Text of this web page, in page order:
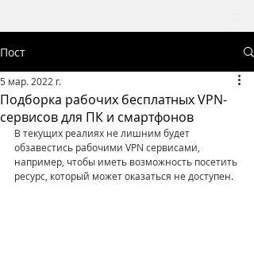
Пост
Подборка рабочих бесплатных VPN-
сервисов для ПК и смартфонов
5 мар. 2022 г.
В текущих реалиях не лишним будет
обзавестись рабочими VPN сервисами,
например, чтобы иметь возможность посетить
ресурс, который может оказаться не доступен.